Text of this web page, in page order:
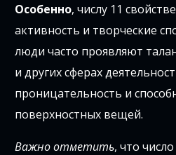
Особенно, числу 11
активность и творческие
люди часто проявляют
и других сферах
проницательность и
поверхностных вещей.
Важно отметить, что